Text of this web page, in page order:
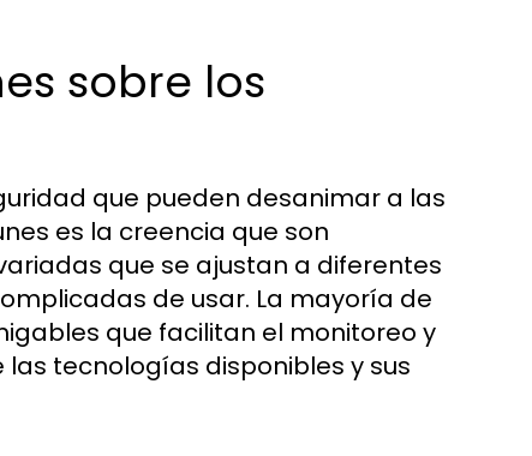
sobre los
que pueden desanimar a las
es la creencia que son
que se ajustan a diferentes
de usar. La mayoría de
que facilitan el monitoreo y
las tecnologías disponibles y sus